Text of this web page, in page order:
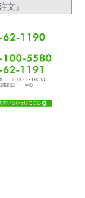
文』